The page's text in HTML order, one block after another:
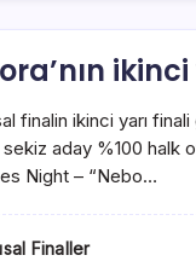
finalin ikinci yarı
sekiz aday %100 halk
Night – “Nebo…
Finaller